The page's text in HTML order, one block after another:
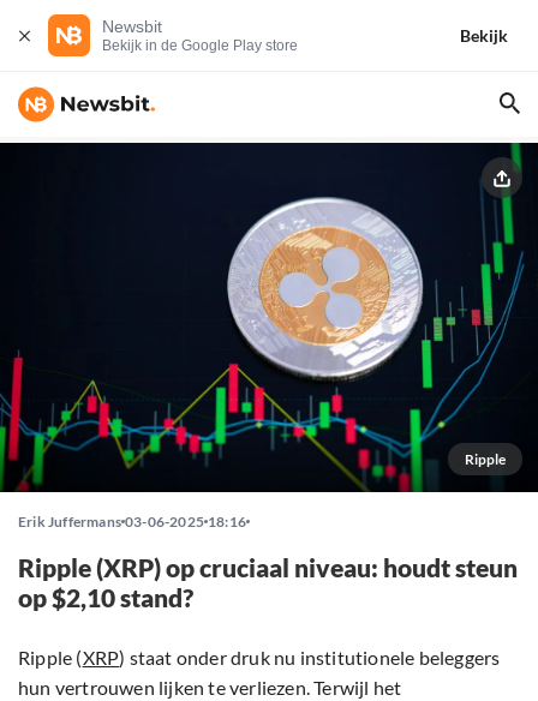
Newsbit
Bekijk in de Google Play store
Bekijk
Ripple
Erik Juffermans 03-06-2025 18:16
Ripple (XRP) op cruciaal niveau: houdt steun
op $2,10 stand?
Ripple (XRP) staat onder druk nu institutionele beleggers
hun vertrouwen lijken te verliezen. Terwijl het